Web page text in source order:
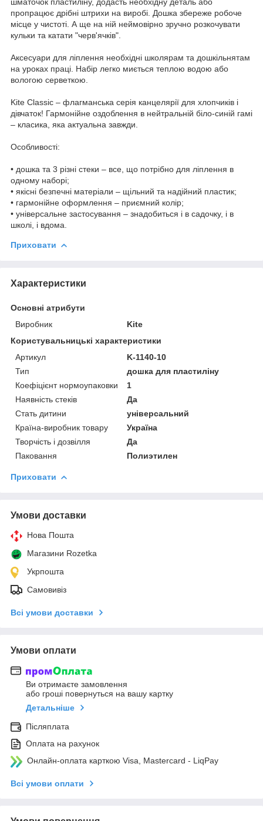
пропрацює дрібні штрихи на виробі. Дошка збереже робоче
місце у чистоті. А ще на ній неймовірно зручно розкочувати
кульки та катати "черв'ячків".
Аксесуари для ліплення необхідні школярам та дошкільнятам
на уроках праці. Набір легко миється теплою водою або
вологою серветкою.
Kite Classic – флагманська серія канцелярії для хлопчиків і
дівчаток! Гармонійне оздоблення в нейтральній біло-синій гамі
– класика, яка актуальна завжди.
Особливості:
• дошка та 3 різні стеки – все, що потрібно для ліплення в
одному наборі;
• якісні безпечні матеріали – щільний та надійний пластик;
• гармонійне оформлення – приємний колір;
• універсальне застосування – знадобиться і в садочку, і в
школі, і вдома.
Приховати
Характеристики
Основні атрибути
Виробник
Kite
Користувальницькі характеристики
Артикул
K-1140-10
Тип
дошка для пластиліну
Коефіцієнт нормоупаковки
1
Наявність стеків
Да
Стать дитини
універсальний
Країна-виробник товару
Україна
Творчість і дозвілля
Да
Паковання
Полиэтилен
Приховати
Умови доставки
Нова Пошта
Магазини Rozetka
Укрпошта
Самовивіз
Всі умови доставки
Умови оплати
Ви отримаєте замовлення
або гроші повернуться на вашу картку
Детальніше
Післяплата
Оплата на рахунок
Онлайн-оплата карткою Visa, Mastercard - LiqPay
Всі умови оплати